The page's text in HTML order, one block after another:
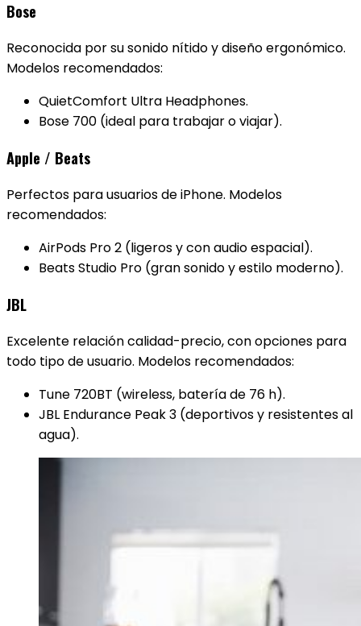
Bose
Reconocida por su sonido nítido y diseño ergonómico.
Modelos recomendados:
QuietComfort Ultra Headphones.
Bose 700 (ideal para trabajar o viajar).
Apple / Beats
Perfectos para usuarios de iPhone. Modelos
recomendados:
AirPods Pro 2 (ligeros y con audio espacial).
Beats Studio Pro (gran sonido y estilo moderno).
JBL
Excelente relación calidad-precio, con opciones para
todo tipo de usuario. Modelos recomendados:
Tune 720BT (wireless, batería de 76 h).
JBL Endurance Peak 3 (deportivos y resistentes al
agua).